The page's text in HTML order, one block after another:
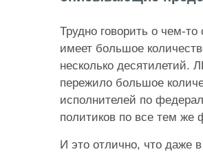
Трудно говорить о чем-
имеет большое
несколько десятилетий.
пережило большое
исполнителей по
политиков по все тем
И это отлично, что даже